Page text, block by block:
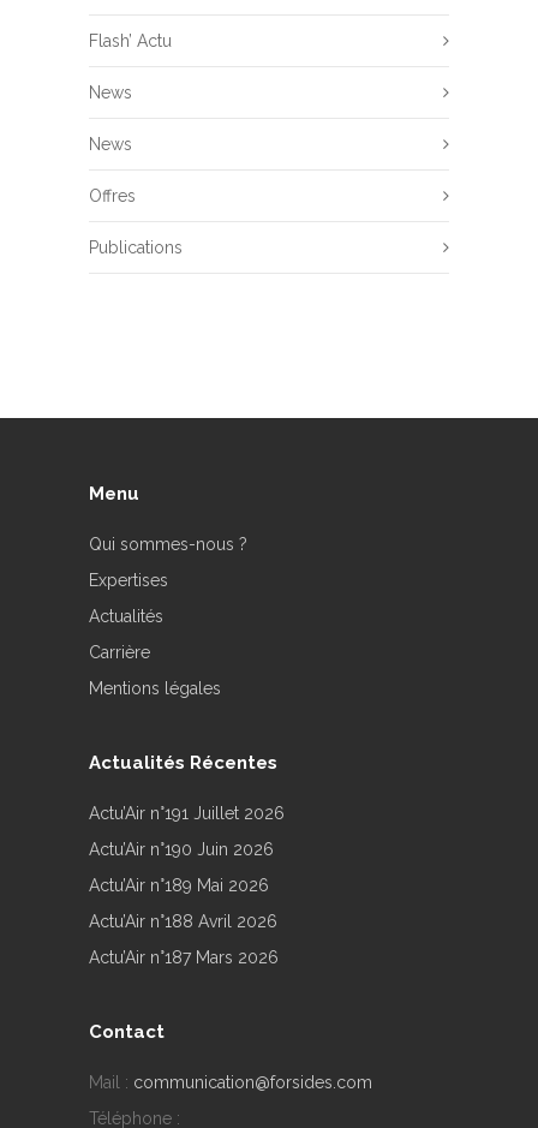
Flash’ Actu
News
News
Offres
Publications
Menu
Qui sommes-nous ?
Expertises
Actualités
Carrière
Mentions légales
Actualités Récentes
Actu’Air n°191 Juillet 2026
Actu’Air n°190 Juin 2026
Actu’Air n°189 Mai 2026
Actu’Air n°188 Avril 2026
Actu’Air n°187 Mars 2026
Contact
Mail : communication@forsides.com
Téléphone :